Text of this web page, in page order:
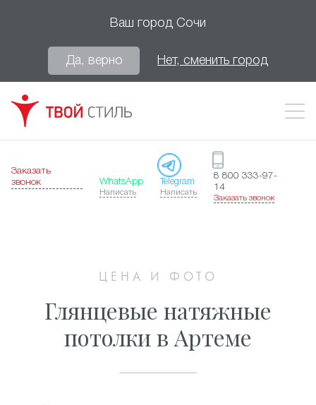
Ваш город Сочи
Да, верно Нет, сменить город
Заказать
звонок
WhatsApp
Написать
Telegram
Написать
8 800 333-97-
14
Заказать звонок
ЦЕНА И ФОТО
Глянцевые натяжные
потолки в Артеме